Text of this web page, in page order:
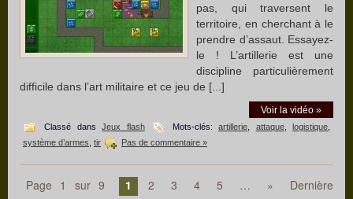
pas, qui traversent le
territoire, en cherchant à le
prendre d’assaut. Essayez-
le ! L’artillerie est une
discipline particulièrement
difficile dans l’art militaire et ce jeu de [...]
Voir la vidéo »
Classé dansJeux flash Mots-clés:artillerie attaque,logistique
système d’armes tir Pas de commentaire »
Page 1 sur 9 1 2 3 4 5 … »
Dernière